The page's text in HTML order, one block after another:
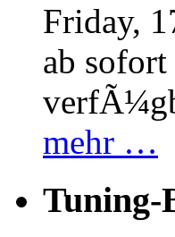
Friday,
ab
mehr …
Tuning-